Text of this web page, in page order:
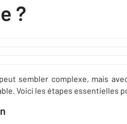
?
sembler complexe, mais
Voici les étapes essentielles